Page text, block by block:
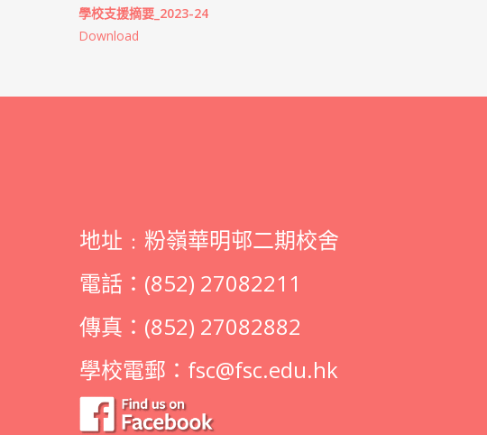
學校支援摘要_2023-24
Download
地址﹕粉嶺華明邨二期校舍
電話：(852) 27082211
傳真：(852) 27082882
學校電郵： fsc@fsc.edu.hk